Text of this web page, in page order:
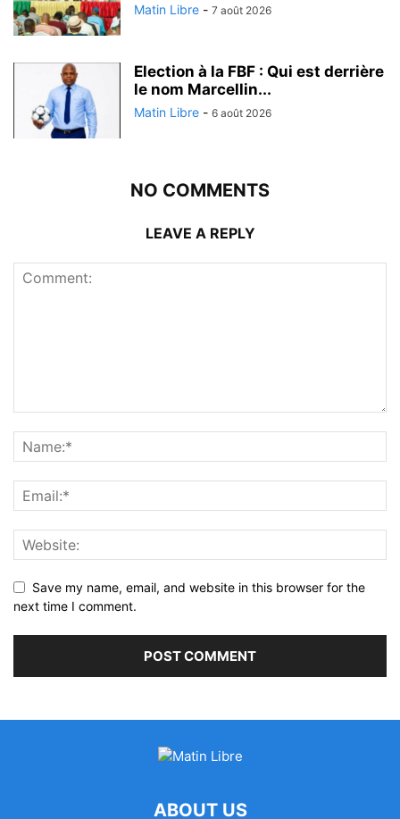
Matin Libre - 7 août 2026
Election à la FBF : Qui est derrière
le nom Marcellin...
Matin Libre - 6 août 2026
NO COMMENTS
LEAVE A REPLY
Save my name, email, and website in this browser for the
next time I comment.
ABOUT US